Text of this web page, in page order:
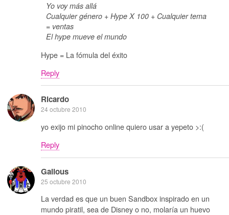
Yo voy más allá
Cualquier género + Hype X 100 + Cualquier tema
= ventas
El hype mueve el mundo
Hype = La fómula del éxito
Reply
Ricardo
24 octubre 2010
yo exijo mi pinocho online quiero usar a yepeto >:(
Reply
Galious
25 octubre 2010
La verdad es que un buen Sandbox inspirado en un
mundo piratil, sea de Disney o no, molaría un huevo